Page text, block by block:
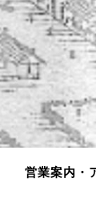
営業案内・